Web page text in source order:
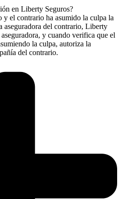
en Liberty Seguros?
y el contrario ha asumido la culpa la
aseguradora del contrario, Liberty
y cuando verifica que el
la culpa, autoriza la
del contrario.